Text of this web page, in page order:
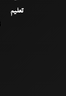
تعلیم